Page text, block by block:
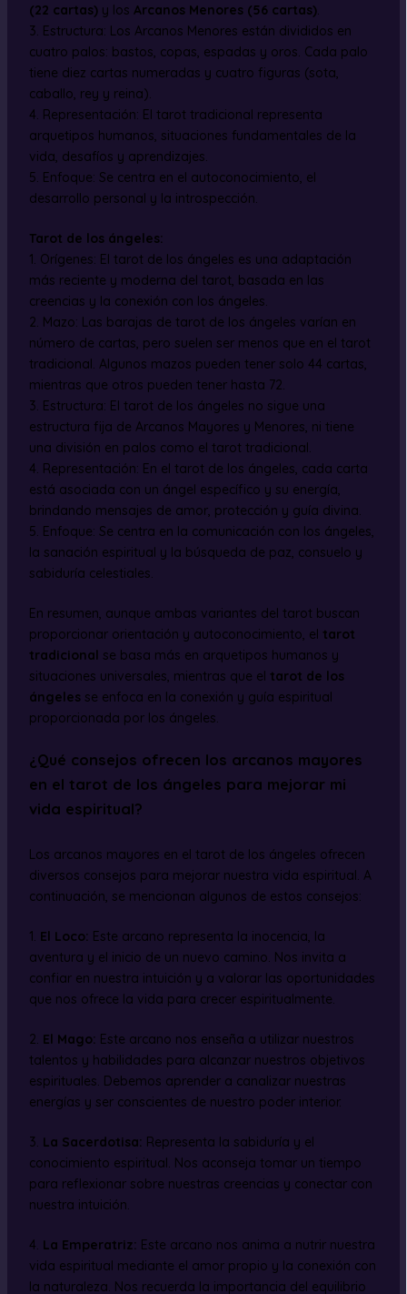
(22 cartas)y los Arcanos Menores (56 cartas).
3. Estructura: Los Arcanos Menores están divididos en
cuatro palos: bastos, copas, espadas y oros. Cada palo
tiene diez cartas numeradas y cuatro figuras (sota,
caballo, rey y reina).
4. Representación: El tarot tradicional representa
arquetipos humanos, situaciones fundamentales de la
vida, desafíos y aprendizajes.
5. Enfoque: Se centra en el autoconocimiento, el
desarrollo personal y la introspección.
Tarot de los ángeles:
1. Orígenes: El tarot de los ángeles es una adaptación
más reciente y moderna del tarot, basada en las
creencias y la conexión con los ángeles.
2. Mazo: Las barajas de tarot de los ángeles varían en
número de cartas, pero suelen ser menos que en el tarot
tradicional. Algunos mazos pueden tener solo 44 cartas,
mientras que otros pueden tener hasta 72.
3. Estructura: El tarot de los ángeles no sigue una
estructura fija de Arcanos Mayores y Menores, ni tiene
una división en palos como el tarot tradicional.
4. Representación: En el tarot de los ángeles, cada carta
está asociada con un ángel específico y su energía,
brindando mensajes de amor, protección y guía divina.
5. Enfoque: Se centra en la comunicación con los ángeles,
la sanación espiritual y la búsqueda de paz, consuelo y
sabiduría celestiales.
En resumen, aunque ambas variantes del tarot buscan
proporcionar orientación y autoconocimiento, el tarot
tradicional se basa más en arquetipos humanos y
situaciones universales, mientras que el tarot de los
ángelesse enfoca en la conexión y guía espiritual
proporcionada por los ángeles.
¿Qué consejos ofrecen los arcanos mayores
en el tarot de los ángeles para mejorar mi
vida espiritual?
Los arcanos mayores en el tarot de los ángeles ofrecen
diversos consejos para mejorar nuestra vida espiritual. A
continuación, se mencionan algunos de estos consejos:
1. El Loco: Este arcano representa la inocencia, la
aventura y el inicio de un nuevo camino. Nos invita a
confiar en nuestra intuición y a valorar las oportunidades
que nos ofrece la vida para crecer espiritualmente.
2. El Mago: Este arcano nos enseña a utilizar nuestros
talentos y habilidades para alcanzar nuestros objetivos
espirituales. Debemos aprender a canalizar nuestras
energías y ser conscientes de nuestro poder interior.
3. La Sacerdotisa: Representa la sabiduría y el
conocimiento espiritual. Nos aconseja tomar un tiempo
para reflexionar sobre nuestras creencias y conectar con
nuestra intuición.
4. La Emperatriz: Este arcano nos anima a nutrir nuestra
vida espiritual mediante el amor propio y la conexión con
la naturaleza. Nos recuerda la importancia del equilibrio